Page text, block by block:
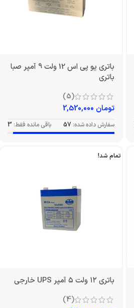
باتری یو پی اس 12 ولت 9 آمپر صبا
باتری
(5)
تومان
سفارش داده شده: 57 باقی مانده فقط: 3
تمام شد!
باتری ۱۲ ولت ۵ آمپر UPS خارجی
(4)